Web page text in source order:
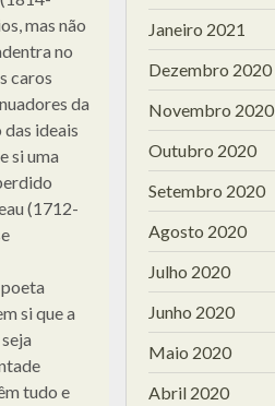
mas não
no
caros
da
ideais
si uma
(1712-
si que a
tudo e
Janeiro 2021
Dezembro 2020
Novembro 2020
Outubro 2020
Setembro 2020
Agosto 2020
Julho 2020
Junho 2020
Maio 2020
Abril 2020